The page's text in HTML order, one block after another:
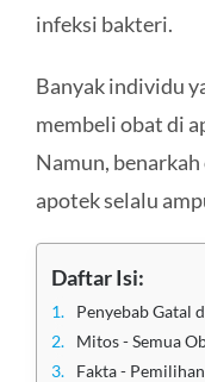
infeksi bakteri.
Banyak individu
membeli obat di
Namun,
apotek selalu
Daftar Isi:
Penyebab Gatal
Mitos - Semua
Fakta -